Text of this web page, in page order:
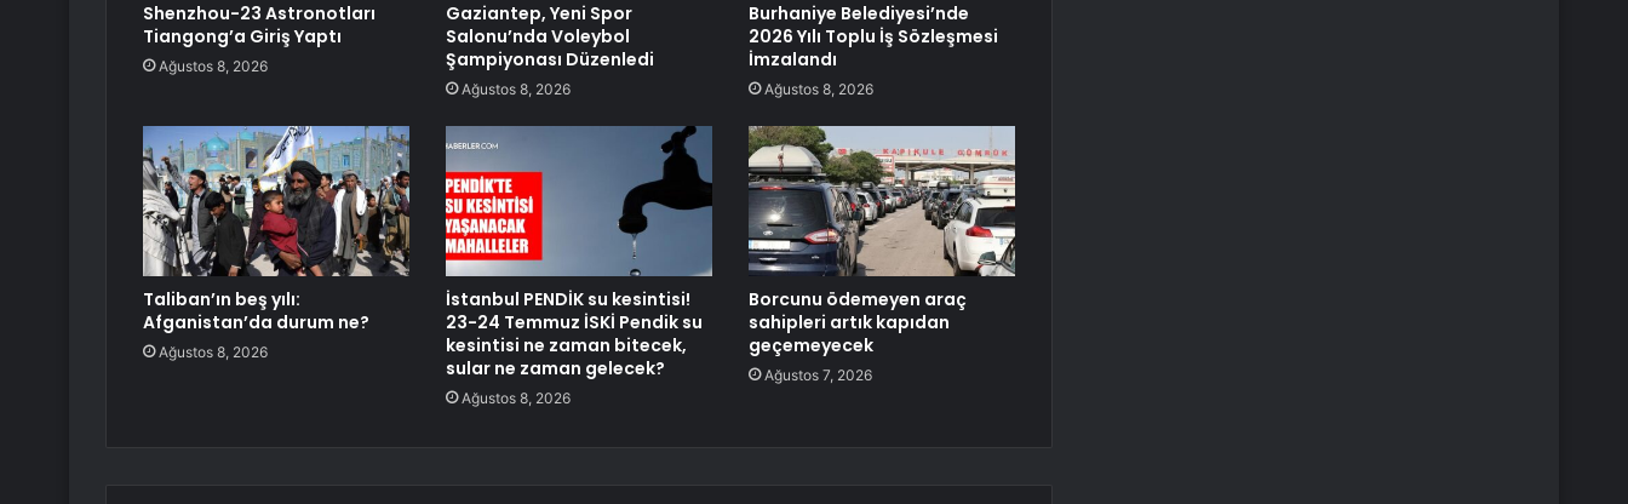
Shenzhou-23 Astronotları
Tiangong’a Giriş Yaptı
Ağustos 8, 2026
Gaziantep, Yeni Spor
Salonu’nda Voleybol
Şampiyonası Düzenledi
Ağustos 8, 2026
Burhaniye Belediyesi’nde
2026 Yılı Toplu İş Sözleşmesi
İmzalandı
Ağustos 8, 2026
Taliban’ın beş yılı:
Afganistan’da durum ne?
Ağustos 8, 2026
İstanbul PENDİK su kesintisi!
23-24 Temmuz İSKİ Pendik su
kesintisi ne zaman bitecek,
sular ne zaman gelecek?
Ağustos 8, 2026
Borcunu ödemeyen araç
sahipleri artık kapıdan
geçemeyecek
Ağustos 7, 2026